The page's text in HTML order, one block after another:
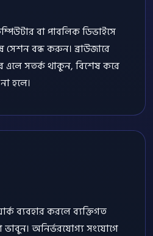
বা পাবলিক ডিভাইসে
বন্ধ করুন। ব্রাউজারে
এলে সতর্ক থাকুন, বিশেষ করে
হলে।
ব্যবহার করলে ব্যক্তিগত
ভাবুন। অনির্ভরযোগ্য সংযোগে